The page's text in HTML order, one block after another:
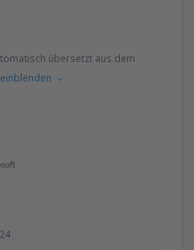
übersetzt aus dem